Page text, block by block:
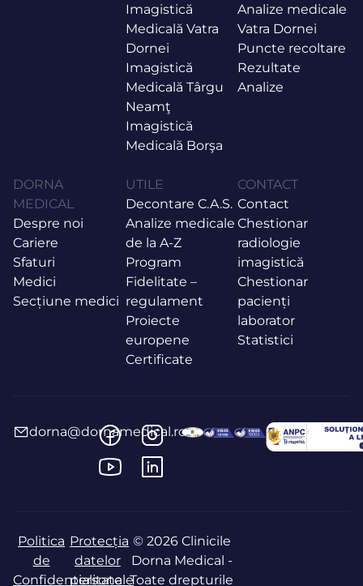
Imagistică
Medicală Vatra
Dornei
Imagistică
Medicală Târgu
Neamţ
Imagistică
Medicală Borşa
Analize medicale
Vatra Dornei
Puncte recoltare
Rezultate
Analize
DORNA
MEDICAL
Despre noi
Cariere
Sfaturi
Medici
Secțiune medici
UTILE
Decontare C.A.S.
Analize medicale
de la A-Z
Program
Fidelitate –
regulament
Proiecte
europene
Certificate
CONTACT
Contact
Chestionar
radiologie
imagistică
Chestionar
pacienți
laborator
Statistici
dorna@dornamedical.ro
Politica
de
Confidențialitate
Protecția
datelor
personale
© 2026 Clinicile
Dorna Medical -
Toate drepturile